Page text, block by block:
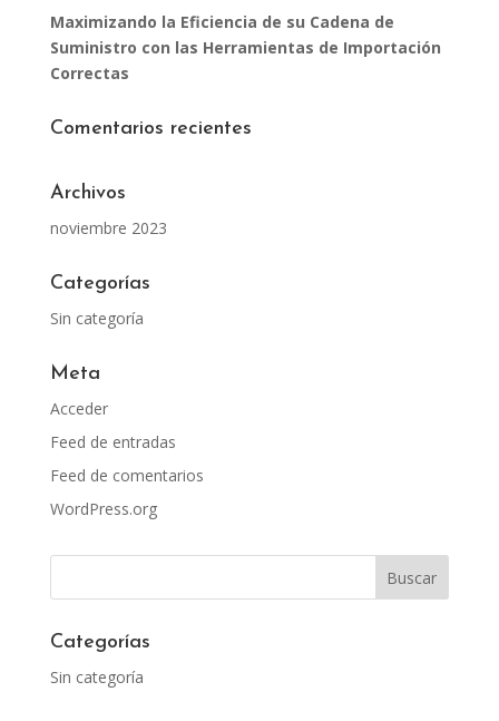
Maximizando la Eficiencia de su Cadena de
Suministro con las Herramientas de Importación
Correctas
Comentarios recientes
Archivos
noviembre 2023
Categorías
Sin categoría
Meta
Acceder
Feed de entradas
Feed de comentarios
WordPress.org
Categorías
Sin categoría